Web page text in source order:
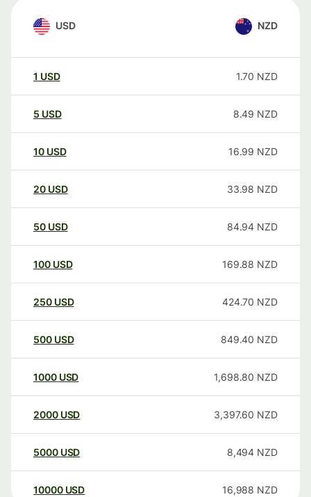
USD NZD
1 USD 1.70 NZD
5 USD 8.49 NZD
10 USD 16.99 NZD
20 USD 33.98 NZD
50 USD 84.94 NZD
100 USD 169.88 NZD
250 USD 424.70 NZD
500 USD 849.40 NZD
1000 USD 1,698.80 NZD
2000 USD 3,397.60 NZD
5000 USD 8,494 NZD
10000 USD 16,988 NZD